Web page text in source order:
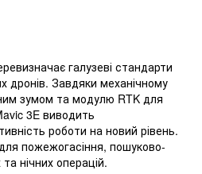
галузеві стандарти
дронів. Завдяки механічному
зумом та модулю RTK для
3E виводить
роботи на новий рівень.
пожежогасіння, пошуково-
нічних операцій.